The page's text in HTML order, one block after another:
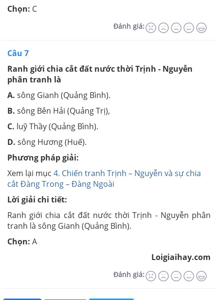
Chọn: C
Đánh giá:
Câu 7
Ranh giới chia cắt đất nước thời Trịnh - Nguyễn
phân tranh là
A. sông Gianh (Quảng Bình).
B. sông Bên Hải (Quảng Trị),
C. luỹ Thầy (Quảng Bình).
D. sông Hương (Huế).
Phương pháp giải:
Xem lại mục 4. Chiến tranh Trịnh – Nguyễn và sự chia
cắt Đàng Trong – Đàng Ngoài
Lời giải chi tiết:
Ranh giới chia cắt đất nước thời Trịnh - Nguyễn phân
tranh là sông Gianh (Quảng Bình).
Chọn: A
Loigiaihay.com
Đánh giá: